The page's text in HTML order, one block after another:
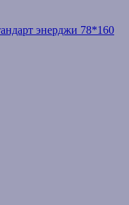
энерджи 78*160